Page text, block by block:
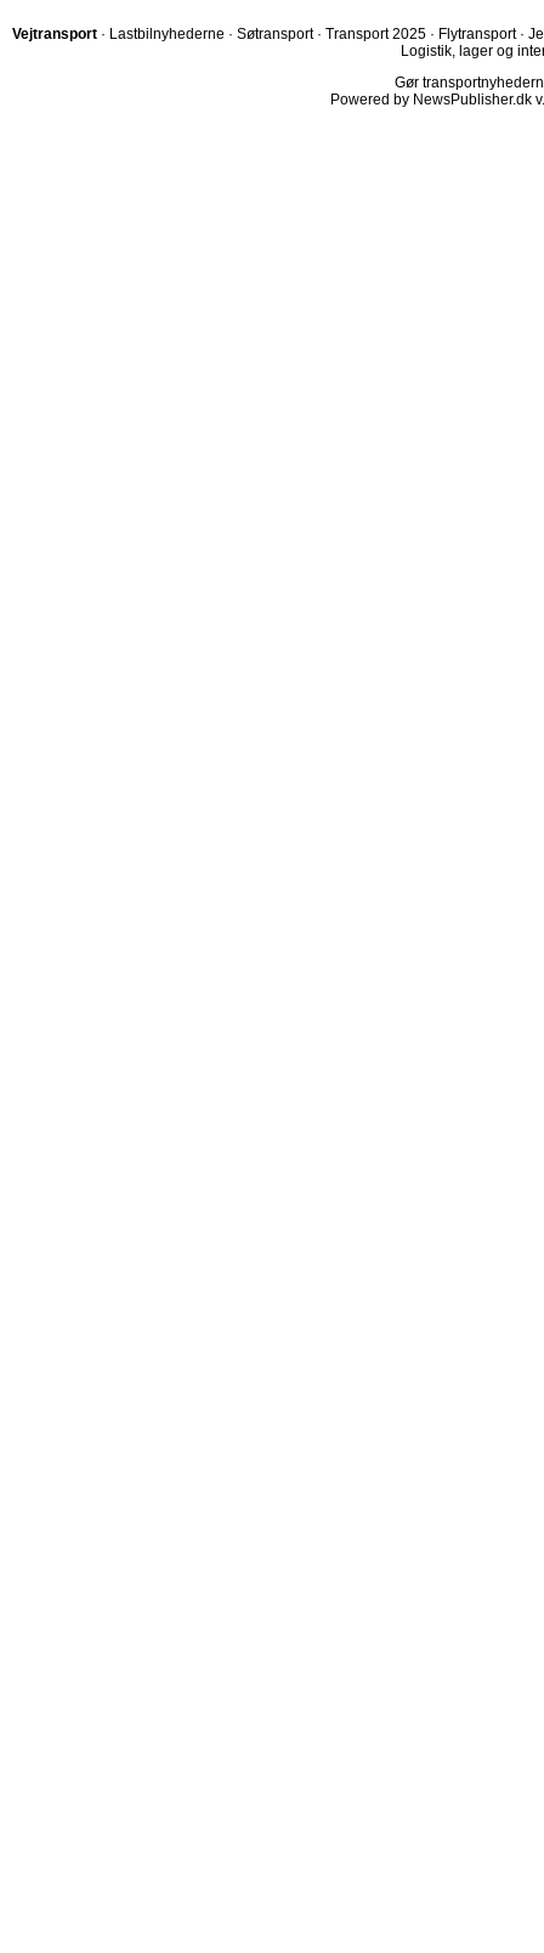
Vejtransport · Lastbilnyhederne · Søtransport · Transport 2025 · Flytransport ·
Logistik, lager og
Gør
Powered by NewsPublisher.dk